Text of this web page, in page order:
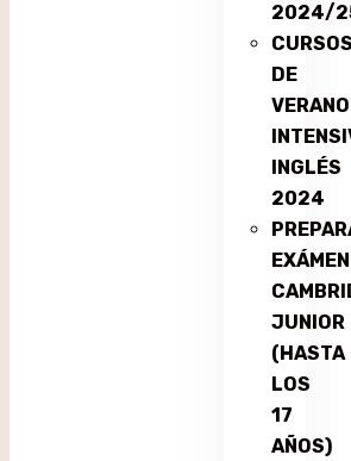
2024/
CURSOS
DE
VERANO
INGLÉS
2024
JUNIOR
(HASTA
LOS
17
AÑOS)